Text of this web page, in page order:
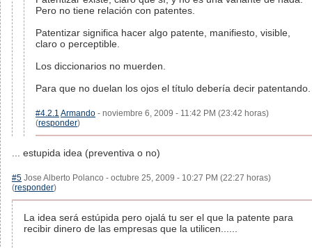
Pero no tiene relación con patentes.
Patentizar significa hacer algo patente, manifiesto, visible,
claro o perceptible.
Los diccionarios no muerden.
Para que no duelan los ojos el título debería decir patentando.
#4.2.1 Armando - noviembre 6, 2009 - 11:42 PM (23:42 horas)
(responder)
... estupida idea (preventiva o no)
#5 Jose Alberto Polanco - octubre 25, 2009 - 10:27 PM (22:27 horas)
(responder)
La idea será estúpida pero ojalá tu ser el que la patente para
recibir dinero de las empresas que la utilicen......